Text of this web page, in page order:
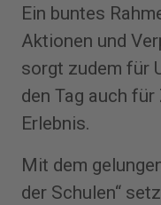
Ein buntes
Aktionen und
sorgt zudem für
den Tag auch
Erlebnis.
Mit dem
der Schulen“